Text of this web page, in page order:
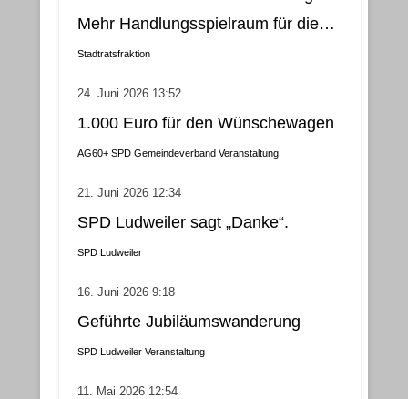
Mehr Handlungsspielraum für die
Gemeindebezirke
Stadtratsfraktion
24. Juni 2026 13:52
1.000 Euro für den Wünschewagen
AG60+ SPD Gemeindeverband Veranstaltung
21. Juni 2026 12:34
SPD Ludweiler sagt „Danke“.
SPD Ludweiler
16. Juni 2026 9:18
Geführte Jubiläumswanderung
SPD Ludweiler Veranstaltung
11. Mai 2026 12:54